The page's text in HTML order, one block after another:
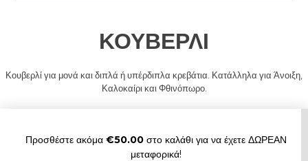
ΚΟΥΒΕΡΛΙ
Κουβερλί για μονά και διπλά ή υπέρδιπλα κρεβάτια. Κατάλληλα για Άνοιξη,
Καλοκαίρι και Φθινόπωρο.
Προσθέστε ακόμα €50.00στο καλάθι για να έχετε ΔΩΡΕΑΝ
μεταφορικά!